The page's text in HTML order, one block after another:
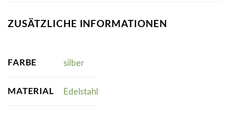
ZUSÄTZLICHE INFORMATIONEN
FARBE silber
MATERIAL Edelstahl